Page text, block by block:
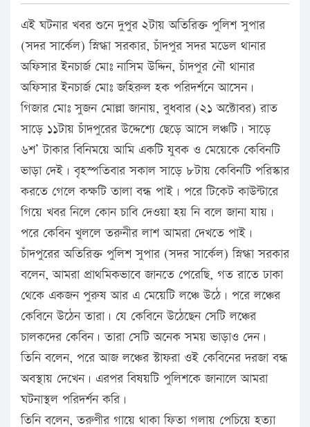
এই ঘটনার খবর শুনে দুপুর ২টায় অতিরিক্ত পুলিশ সুপার
(সদর সার্কেল) স্নিগ্ধা সরকার, চাঁদপুর সদর মডেল থানার
অফিসার ইনচার্জ মোঃ নাসিম উদ্দিন, চাঁদপুর নৌ থানার
অফিসার ইনচার্জ মোঃ জহিরুল হক পরিদর্শনে আসেন।
গিজার মোঃ সুজন মোল্লা জানায়, বুধবার (২১ অক্টোবর) রাত
সাড়ে ১১টায় চাঁদপুরের উদ্দেশ্যে ছেড়ে আসে লঞ্চটি। সাড়ে
৬শ’ টাকার বিনিময়ে আমি একটি যুবক ও মেয়েকে কেবিনটি
ভাড়া দেই। বৃহস্পতিবার সকাল সাড়ে ৮টায় কেবিনটি পরিস্কার
করতে গেলে কক্ষটি তালা বন্ধ পাই। পরে টিকেট কাউন্টারে
গিয়ে খবর নিলে কোন চাবি দেওয়া হয় নি বলে জানা যায়।
পরে কেবিন খুললে তরুনীর লাশ আমরা দেখতে পাই।
চাঁদপুরের অতিরিক্ত পুলিশ সুপার (সদর সার্কেল) স্নিগ্ধা সরকার
বলেন, আমরা প্রাথমিকভাবে জানতে পেরেছি, গত রাতে ঢাকা
থেকে একজন পুরুষ আর এ মেয়েটি লঞ্চে উঠে। পরে লঞ্চের
কেবিনে উঠেন তারা। যে কেবিনে উঠেছেন সেটি লঞ্চের
চালকদের কেবিন। তারা সেটি অনেক সময় ভাড়াও দেন।
তিনি বলেন, পরে আজ লঞ্চের স্টাফরা ওই কেবিনের দরজা বন্ধ
অবস্থায় দেখেন। এরপর বিষয়টি পুলিশকে জানালে আমরা
ঘটনাস্থল পরিদর্শন করি।
তিনি বলেন, তরুণীর গায়ে থাকা ফিতা গলায় পেচিয়ে হত্যা